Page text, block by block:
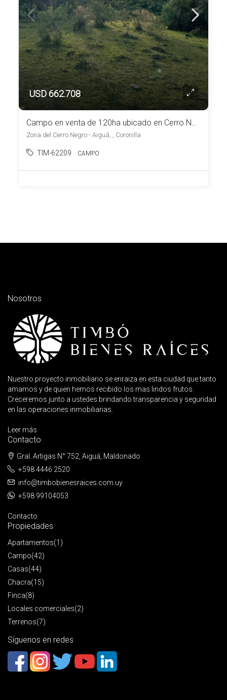
USD 662.708
Campo en venta de 120ha ubicado en Cerro Negro
Zona del Cerro Negro - Aiguá, , Coronilla
TIM-62209 CAMPO
Nosotros
Nuestro proyecto inmobiliario se enraiza en esta ciudad que tanto
amamos y de quien hemos recibido los mas lindos frutos.
Creceremos junto a ustedes brindando transparencia y seguridad
en las operaciones inmobiliarias.
Leer más
Contacto
Gral. Artigas N° 752, Aiguá, Maldonado
+598 4446 2520
info@timbobienesraices.com.uy
+598 99104053
Contacto
Propiedades
Apartamentos(1)
Campo(42)
Casas(44)
Chacra(15)
Finca(8)
Locales comerciales(2)
Terrenos(7)
Síguenos en redes